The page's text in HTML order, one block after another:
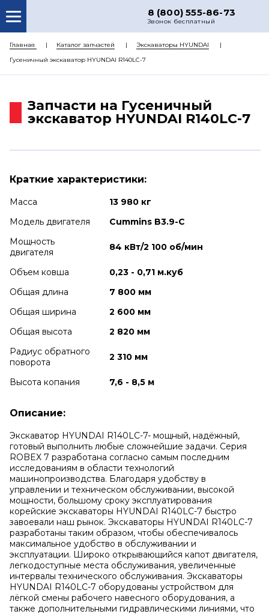
8 (800) 555-86-73
Звонок бесплатный
О НАС
КАТАЛОГ ЗАПЧАСТЕЙ
ДОСТАВКА
Главная Каталог запчастей
Экскаваторы HYUNDAI
Гусеничный экскаватор HYUNDAI R140LC-7
Запчасти на Гусеничный
экскаватор HYUNDAI R140LC-7
Краткие характеристики:
Масса
13 980 кг
Модель двигателя
Cummins B3.9-C
Мощность
двигателя
84 кВт/2 100 об/мин
Объем ковша
0,23 - 0,71 м.куб
Общая длина
7 800 мм
Общая ширина
2 600 мм
Общая высота
2 820 мм
Радиус обратного
поворота
2 310 мм
Высота копания 7,6 - 8,5 м
Описание:
Экскаватор HYUNDAI R140LC-7- мощный, надёжный,
готовый выполнить любые сложнейшие задачи. Серия
ROBEX 7 разработана согласно самым последним
исследованиям в области технологий
машинопроизводства. Благодаря удобству в
управлении и техническом обслуживании, высокой
мощности, большому сроку эксплуатирования
корейские экскаваторы HYUNDAI R140LC-7 быстро
завоевали наш рынок. Экскаваторы HYUNDAI R140LC-7
разработаны таким образом, чтобы обеспечивалось
максимальное удобство в обслуживании и
эксплуатации. Широко открывающийся капот двигателя,
легкодоступные места обслуживания, увеличенные
интервалы технического обслуживания. Экскаваторы
HYUNDAI R140LC-7 оборудованы устройством для
лёгкой смены рабочего навесного оборудования, а
также дополнительными гидравлическими линиями, что